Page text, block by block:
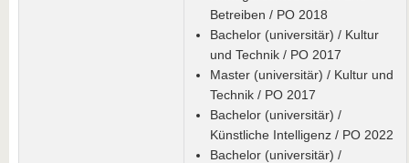
Betreiben / PO 2018
Bachelor (universitär) / Kultur
und Technik / PO 2017
Master (universitär) / Kultur und
Technik / PO 2017
Bachelor (universitär) /
Künstliche Intelligenz / PO 2022
Bachelor (universitär) /